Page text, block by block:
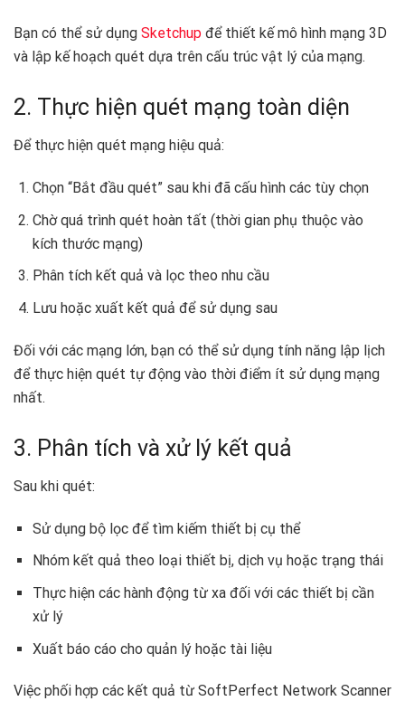
Bạn có thể sử dụng Sketchup để thiết kế mô hình mạng 3D
và lập kế hoạch quét dựa trên cấu trúc vật lý của mạng.
2. Thực hiện quét mạng toàn diện
Để thực hiện quét mạng hiệu quả:
Chọn “Bắt đầu quét” sau khi đã cấu hình các tùy chọn
Chờ quá trình quét hoàn tất (thời gian phụ thuộc vào
kích thước mạng)
Phân tích kết quả và lọc theo nhu cầu
Lưu hoặc xuất kết quả để sử dụng sau
Đối với các mạng lớn, bạn có thể sử dụng tính năng lập lịch
để thực hiện quét tự động vào thời điểm ít sử dụng mạng
nhất.
3. Phân tích và xử lý kết quả
Sau khi quét:
Sử dụng bộ lọc để tìm kiếm thiết bị cụ thể
Nhóm kết quả theo loại thiết bị, dịch vụ hoặc trạng thái
Thực hiện các hành động từ xa đối với các thiết bị cần
xử lý
Xuất báo cáo cho quản lý hoặc tài liệu
Việc phối hợp các kết quả từ SoftPerfect Network Scanner